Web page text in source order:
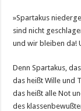
»Spartakus
sind nicht
und wir bleiben da!
Denn Spartakus,
das heißt Wille und
das heißt alle Not
des